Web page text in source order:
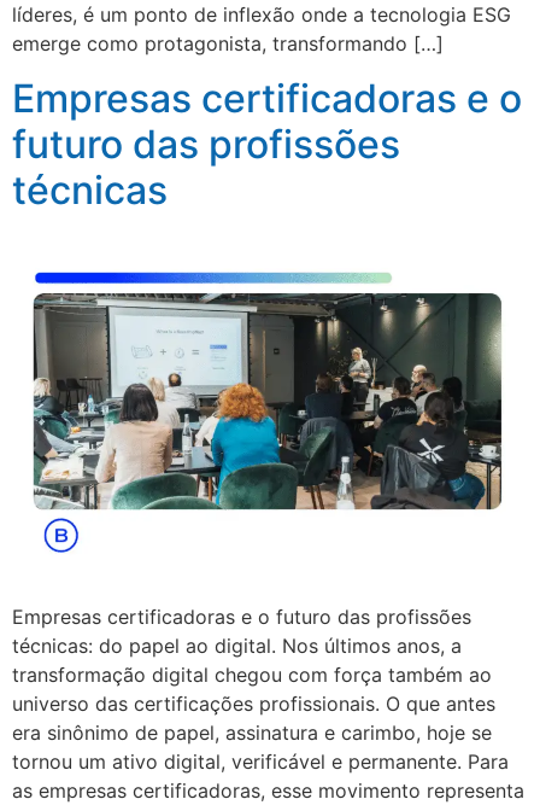
líderes, é um ponto de inflexão onde a tecnologia ESG
emerge como protagonista, transformando […]
Empresas certificadoras e o
futuro das profissões
técnicas
Empresas certificadoras e o futuro das profissões
técnicas: do papel ao digital. Nos últimos anos, a
transformação digital chegou com força também ao
universo das certificações profissionais. O que antes
era sinônimo de papel, assinatura e carimbo, hoje se
tornou um ativo digital, verificável e permanente. Para
as empresas certificadoras, esse movimento representa